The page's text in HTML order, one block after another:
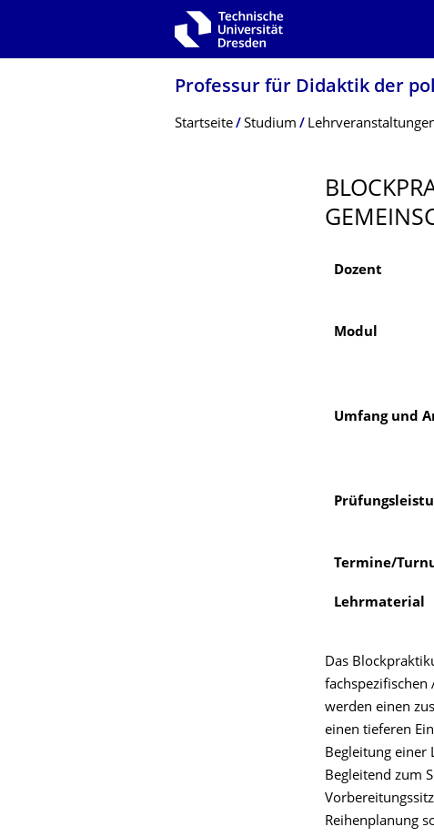
Zur Hauptnavigation springen
Professur für Didaktik der
Breadcrumb-Menü
Startseite Studium
Dozent
Modul
Umfang und
Termine/
Lehrmaterial
Das
fachspezifischen
werden einen
einen tieferen
Begleitung einer
Begleitend zum
Reihenplanung